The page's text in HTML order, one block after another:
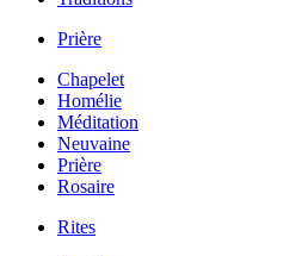
Prière
Chapelet
Homélie
Méditation
Neuvaine
Prière
Rosaire
Rites